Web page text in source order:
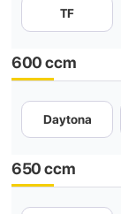
TF
600 ccm
Daytona
650 ccm